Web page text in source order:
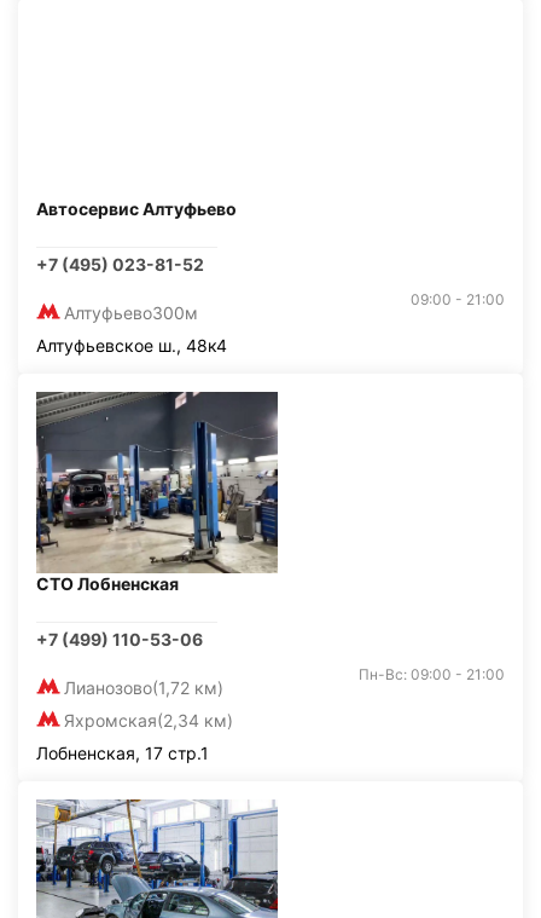
Автосервис Алтуфьево
+7 (495) 023-81-52
Алтуфьево300м
09:00 - 21:00
Алтуфьевское ш., 48к4
СТО Лобненская
+7 (499) 110-53-06
Лианозово(1,72 км)
Яхромская(2,34 км)
Пн-Вс: 09:00 - 21:00
Лобненская, 17 стр.1